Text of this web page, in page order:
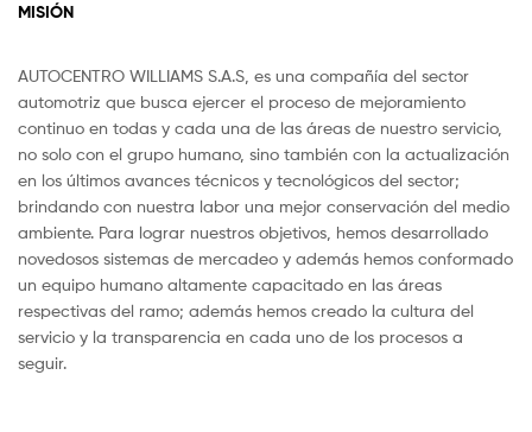
MISIÓN
AUTOCENTRO WILLIAMS S.A.S, es una compañía del sector
automotriz que busca ejercer el proceso de mejoramiento
continuo en todas y cada una de las áreas de nuestro servicio,
no solo con el grupo humano, sino también con la actualización
en los últimos avances técnicos y tecnológicos del sector;
brindando con nuestra labor una mejor conservación del medio
ambiente. Para lograr nuestros objetivos, hemos desarrollado
novedosos sistemas de mercadeo y además hemos conformado
un equipo humano altamente capacitado en las áreas
respectivas del ramo; además hemos creado la cultura del
servicio y la transparencia en cada uno de los procesos a
seguir.